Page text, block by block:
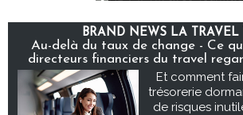
BRAND NEWS LA TRAVEL
Au-delà du taux de change - Ce
directeurs financiers du travel
Et comment
trésorerie
de risques